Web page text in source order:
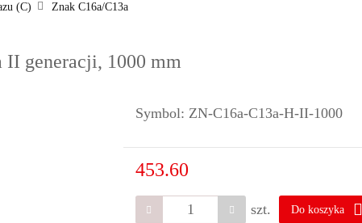
(C) Znak C16a/C13a
generacji, 1000 mm
Symbol: ZN-C16a-C13a-H-II-1000
453.60
szt. Do koszyka